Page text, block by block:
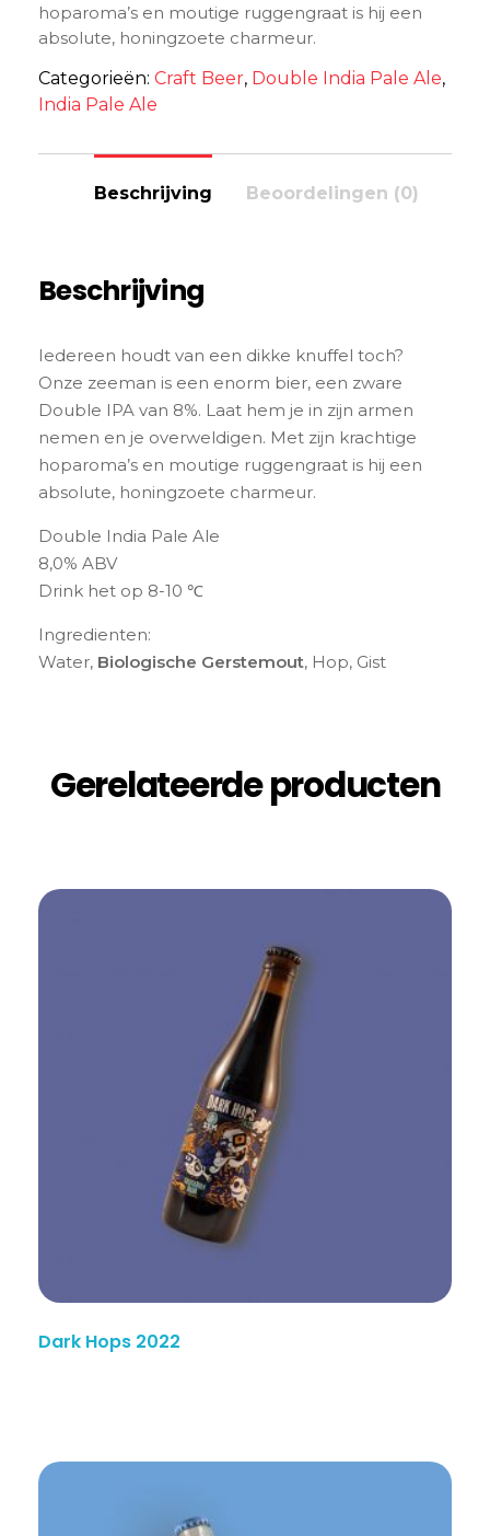
hoparoma’s en moutige ruggengraat is hij een
absolute, honingzoete charmeur.
Categorieën: Craft Beer, Double India Pale Ale,
India Pale Ale
Beschrijving Beoordelingen (0)
Beschrijving
Iedereen houdt van een dikke knuffel toch?
Onze zeeman is een enorm bier, een zware
Double IPA van 8%. Laat hem je in zijn armen
nemen en je overweldigen. Met zijn krachtige
hoparoma’s en moutige ruggengraat is hij een
absolute, honingzoete charmeur.
Double India Pale Ale
8,0% ABV
Drink het op 8-10 ℃
Ingredienten:
Water, Biologische Gerstemout, Hop, Gist
Gerelateerde producten
Dark Hops 2022